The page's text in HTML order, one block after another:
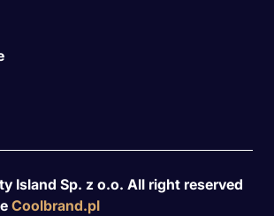
Island Sp. z o.o. All right reserved
Coolbrand.pl